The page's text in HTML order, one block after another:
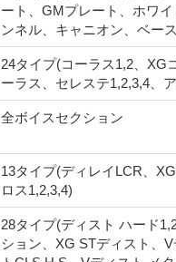
ート、GMプレート、ホワ
ンネル、キャニオン、ベー
24タイプ(コーラス1,2、XG
ーラス、セレステ1,2,3,4、
全ボイスセクション
13タイプ(ディレイLCR、
ロス1,2,3,4)
28タイプ(ディスト ハード
ション、XG STディスト、